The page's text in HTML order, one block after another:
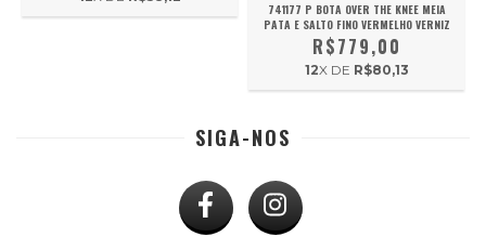
741177 P BOTA OVER THE KNEE MEIA
PATA E SALTO FINO VERMELHO VERNIZ
R$779,00
12X DE R$80,13
SIGA-NOS